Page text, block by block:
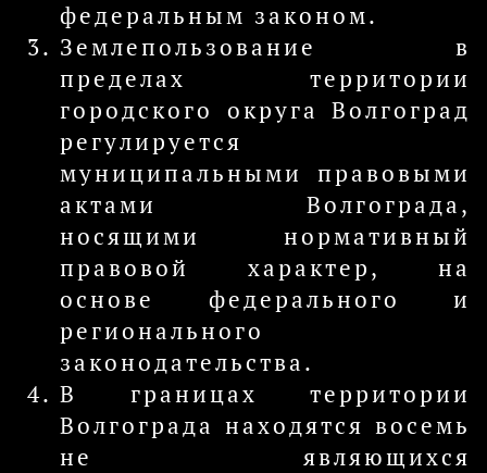
федеральным законом.
Землепользование в
пределах территории
городского округа Волгоград
регулируется
муниципальными правовыми
актами Волгограда,
носящими нормативный
правовой характер, на
основе федерального и
регионального
законодательства.
В границах территории
Волгограда находятся восемь
не являющихся